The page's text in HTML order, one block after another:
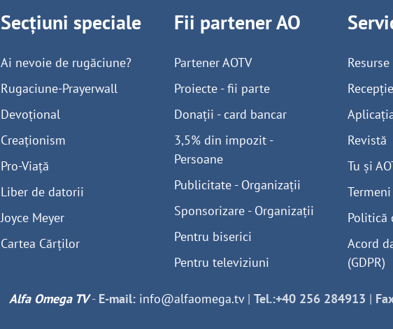
Secțiuni speciale
Ai nevoie de rugăciune?
Rugaciune-Prayerwall
Devoțional
Creaționism
Pro-Viață
Liber de datorii
Joyce Meyer
Cartea Cărților
Fii partener AO
Partener AOTV
Proiecte - fii parte
Donații - card bancar
3,5% din impozit -
Persoane
Publicitate - Organizații
Sponsorizare - Organizații
Pentru biserici
Pentru televiziuni
Revistă
Tu și
Politică
Acord
(GDPR)
Alfa Omega TV- E-mail: info@alfaomega.tv| Tel.:+40 256 284913 |